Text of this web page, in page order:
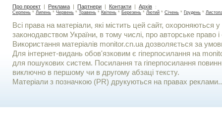
Про проект | Реклама | Партнери | Контакти | Архів :
Серпень * Липень * Червень * Травень * Квітень * Березень * Лютий * Січень * Грудень *
Всі права на матеріали, які містить цей сайт, охороняються у
законодавством України, в тому числі, про авторське право і
Використання матерiалiв monitor.cn.ua дозволяється за
Для iнтернет-видань обов'язковим є гiперпосилання на
для пошукових систем. Посилання та гіперпосилання
виключно в першому чи в другому абзаці тексту.
Матеріали з позначкою (PR) друкуються на правах реклами..